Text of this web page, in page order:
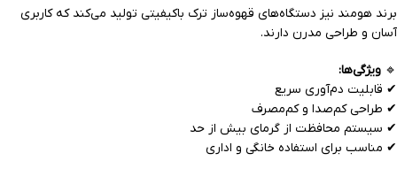
برند هومند نیز دستگاه‌های قهوه‌ساز ترک باکیفیتی تولید می‌کند که کاربری
آسان و طراحی مدرن دارند.
🔹 ویژگی‌ها:
✔ قابلیت دم‌آوری سریع
✔ طراحی کم‌صدا و کم‌مصرف
✔ سیستم محافظت از گرمای بیش از حد
✔ مناسب برای استفاده خانگی و اداری